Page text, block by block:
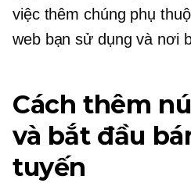
việc thêm chúng phụ
web bạn sử dụng và nơi
Cách thêm
và bắt đầu
tuyến